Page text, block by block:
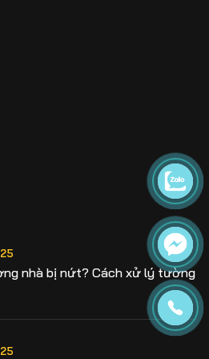
Thấm Và Sửa Chữa Bê Tông
Sân Thượng Bị Nứt Chân Chim
590 Hiệu Quả Lâu Dài
nhà bị nứt? Cách xử lý tường